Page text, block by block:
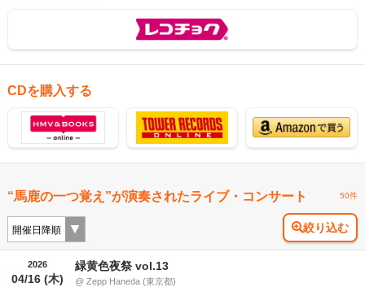
CDを購入する
“馬鹿の一つ覚え”が演奏されたライブ・コンサート 50件
絞り込む
2026
04/16 (木)
緑黄色夜祭 vol.13
@ Zepp Haneda (東京都)